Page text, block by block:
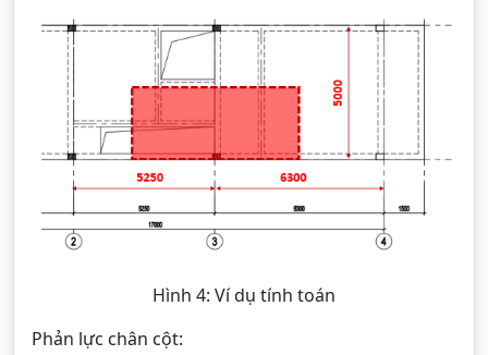
Hình 4: Ví dụ tính toán
Phản lực chân cột: